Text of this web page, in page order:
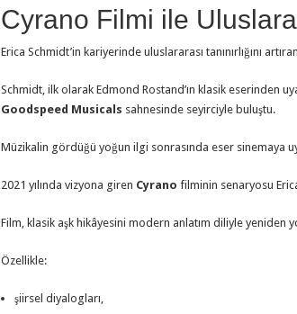
Cyrano Filmi ile
Erica Schmidt’in kariyerinde uluslararası tanınırlığını
Schmidt, ilk olarak Edmond Rostand’ın klasik eserinden
Goodspeed Musicals sahnesinde seyirciyle buluştu.
Müzikalin gördüğü yoğun ilgi sonrasında eser sinemaya
2021 yılında vizyona giren Cyrano filminin senaryosu
Film, klasik aşk hikâyesini modern anlatım diliyle yeniden
Özellikle:
şiirsel diyalogları,